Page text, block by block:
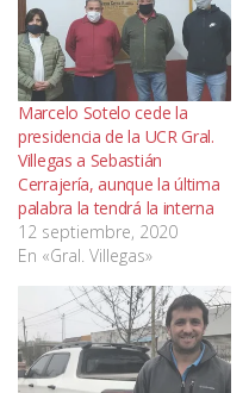
Marcelo Sotelo cede la
presidencia de la UCR Gral.
Villegas a Sebastián
Cerrajería, aunque la última
palabra la tendrá la interna
12 septiembre, 2020
En «Gral. Villegas»